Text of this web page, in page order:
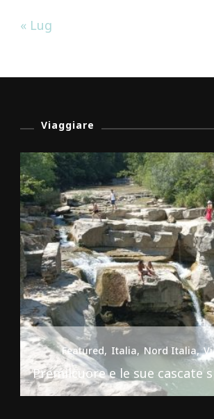
« Lug
Viaggiare
Featured Italia Nord Italia
Premilcuore e le sue cascate